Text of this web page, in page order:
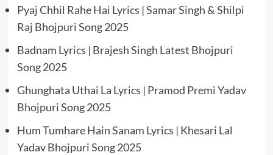
Pyaj Chhil Rahe Hai Lyrics | Samar Singh & Shilpi
Raj Bhojpuri Song 2025
Badnam Lyrics | Brajesh Singh Latest Bhojpuri
Song 2025
Ghunghata Uthai La Lyrics | Pramod Premi Yadav
Bhojpuri Song 2025
Hum Tumhare Hain Sanam Lyrics | Khesari Lal
Yadav Bhojpuri Song 2025